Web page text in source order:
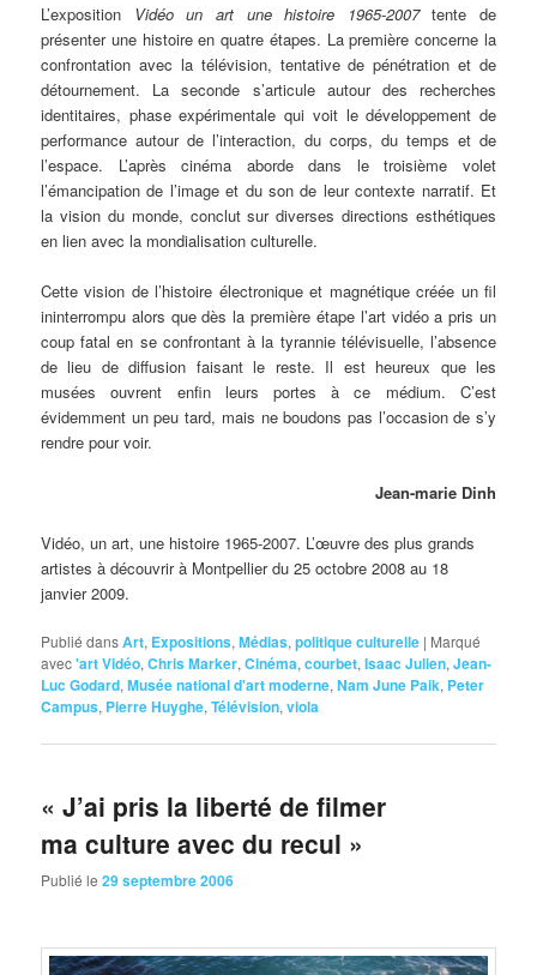
L’exposition Vidéo un art une histoire 1965-2007tente de
présenter une histoire en quatre étapes. La première concerne la
confrontation avec la télévision, tentative de pénétration et de
détournement. La seconde s’articule autour des recherches
identitaires, phase expérimentale qui voit le développement de
performance autour de l’interaction, du corps, du temps et de
l’espace. L’après cinéma aborde dans le troisième volet
l’émancipation de l’image et du son de leur contexte narratif. Et
la vision du monde, conclut sur diverses directions esthétiques
en lien avec la mondialisation culturelle.
Cette vision de l’histoire électronique et magnétique créée un fil
ininterrompu alors que dès la première étape l’art vidéo a pris un
coup fatal en se confrontant à la tyrannie télévisuelle, l’absence
de lieu de diffusion faisant le reste. Il est heureux que les
musées ouvrent enfin leurs portes à ce médium. C’est
évidemment un peu tard, mais ne boudons pas l’occasion de s’y
rendre pour voir.
Jean-marie Dinh
Vidéo, un art, une histoire 1965-2007. L’œuvre des plus grands
artistes à découvrir à Montpellier du 25 octobre 2008 au 18
janvier 2009.
Publié dansArt, Expositions,Médias,politique culturelle | Marqué
avec'art Vidéo,Chris Marker,Cinéma,courbet,Isaac Julien,Jean-
Luc Godard,Musée national d'art moderne,Nam June Paik, Peter
Campus, Pierre Huyghe,Télévision,viola
« J’ai pris la liberté de filmer
ma culture avec du recul »
Publié le29 septembre 2006